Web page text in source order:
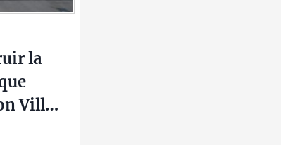
la
Villa